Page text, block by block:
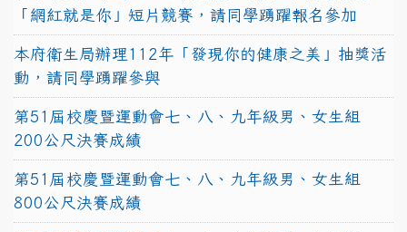
「網紅就是你」短片競賽，請同學踴躍報名參加
本府衛生局辦理112年「發現你的健康之美」抽獎活
動，請同學踴躍參與
第51屆校慶暨運動會七、八、九年級男、女生組
200公尺決賽成績
第51屆校慶暨運動會七、八、九年級男、女生組
800公尺決賽成績